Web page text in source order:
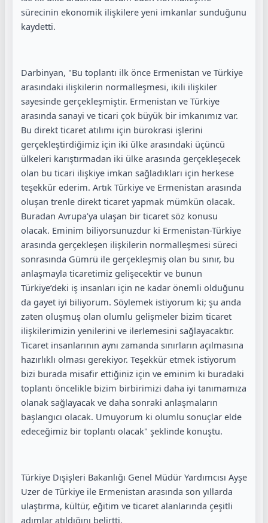
sürecinin ekonomik ilişkilere yeni imkanlar sunduğunu
kaydetti.
Darbinyan, "Bu toplantı ilk önce Ermenistan ve Türkiye
arasındaki ilişkilerin normalleşmesi, ikili ilişkiler
sayesinde gerçekleşmiştir. Ermenistan ve Türkiye
arasında sanayi ve ticari çok büyük bir imkanımız var.
Bu direkt ticaret atılımı için bürokrasi işlerini
gerçekleştirdiğimiz için iki ülke arasındaki üçüncü
ülkeleri karıştırmadan iki ülke arasında gerçekleşecek
olan bu ticari ilişkiye imkan sağladıkları için herkese
teşekkür ederim. Artık Türkiye ve Ermenistan arasında
oluşan trenle direkt ticaret yapmak mümkün olacak.
Buradan Avrupa’ya ulaşan bir ticaret söz konusu
olacak. Eminim biliyorsunuzdur ki Ermenistan-Türkiye
arasında gerçekleşen ilişkilerin normalleşmesi süreci
sonrasında Gümrü ile gerçekleşmiş olan bu sınır, bu
anlaşmayla ticaretimiz gelişecektir ve bunun
Türkiye’deki iş insanları için ne kadar önemli olduğunu
da gayet iyi biliyorum. Söylemek istiyorum ki; şu anda
zaten oluşmuş olan olumlu gelişmeler bizim ticaret
ilişkilerimizin yenilerini ve ilerlemesini sağlayacaktır.
Ticaret insanlarının aynı zamanda sınırların açılmasına
hazırlıklı olması gerekiyor. Teşekkür etmek istiyorum
bizi burada misafir ettiğiniz için ve eminim ki buradaki
toplantı öncelikle bizim birbirimizi daha iyi tanımamıza
olanak sağlayacak ve daha sonraki anlaşmaların
başlangıcı olacak. Umuyorum ki olumlu sonuçlar elde
edeceğimiz bir toplantı olacak" şeklinde konuştu.
Türkiye Dışişleri Bakanlığı Genel Müdür Yardımcısı Ayşe
Uzer de Türkiye ile Ermenistan arasında son yıllarda
ulaştırma, kültür, eğitim ve ticaret alanlarında çeşitli
adımlar atıldığını belirtti.